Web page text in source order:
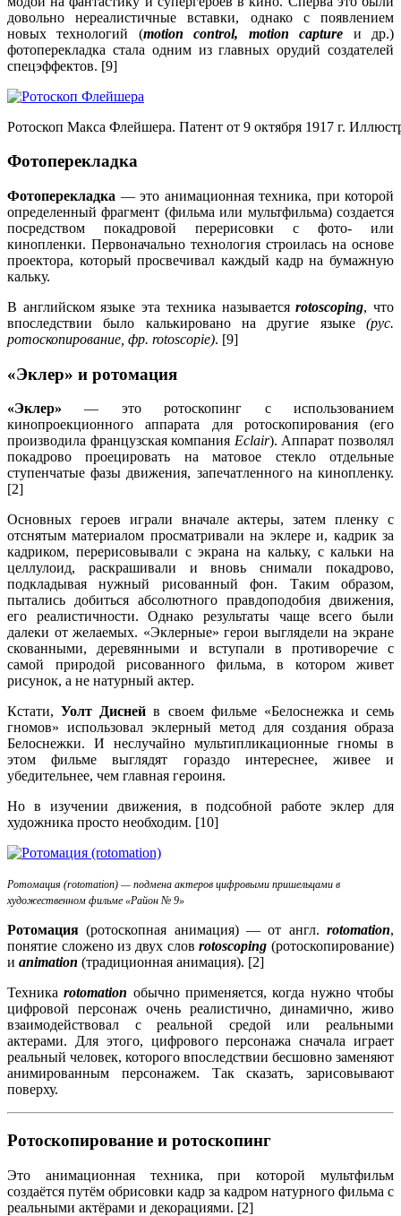
довольно нереалистичные вставки, однако с появлением
новых технологий (motion control, motion capture и др.)
фотоперекладка стала одним из главных орудий создателей
спецэффектов. [9]
Ротоскоп Макса Флейшера. Патент от 9 октября 1917 г.
Фотоперекладка
Фотоперекладка — это анимационная техника, при которой
определенный фрагмент (фильма или мультфильма) создается
посредством покадровой перерисовки с фото- или
кинопленки. Первоначально технология строилась на основе
проектора, который просвечивал каждый кадр на бумажную
кальку.
В английском языке эта техника называетсяrotoscoping, что
впоследствии было калькировано на другие языке (рус.
ротоскопирование, фр. rotoscopie). [9]
«Эклер» и ротомация
«Эклер» — это ротоскопинг с использованием
кинопроекционного аппарата для ротоскопирования (его
производила французская компания Eclair). Аппарат позволял
покадрово проецировать на матовое стекло отдельные
ступенчатые фазы движения, запечатленного на кинопленку.
[2]
Основных героев играли вначале актеры, затем пленку с
отснятым материалом просматривали на эклере и, кадрик за
кадриком, перерисовывали с экрана на кальку, с кальки на
целлулоид, раскрашивали и вновь снимали покадрово,
подкладывая нужный рисованный фон. Таким образом,
пытались добиться абсолютного правдоподобия движения,
его реалистичности. Однако результаты чаще всего были
далеки от желаемых. «Эклерные» герои выглядели на экране
скованными, деревянными и вступали в противоречие с
самой природой рисованного фильма, в котором живет
рисунок, а не натурный актер.
Кстати,Уолт Дисней в своем фильме «Белоснежка и семь
гномов» использовал эклерный метод для создания образа
Белоснежки. И неслучайно мультипликационные гномы в
этом фильме выглядят гораздо интереснее, живее и
убедительнее, чем главная героиня.
Но в изучении движения, в подсобной работе эклер для
художника просто необходим. [10]
Ротомация (rotomation) — подмена актеров цифровыми пришельцами в
художественном фильме «Район № 9»
Ротомация (ротоскопная анимация) — от англ. rotomation,
понятие сложено из двух словrotoscoping (ротоскопирование)
и animation (традиционная анимация). [2]
Техникаrotomation обычно применяется, когда нужно чтобы
цифровой персонаж очень реалистично, динамично, живо
взаимодействовал с реальной средой или реальными
актерами. Для этого, цифрового персонажа сначала играет
реальный человек, которого впоследствии бесшовно заменяют
анимированным персонажем. Так сказать, зарисовывают
поверху.
Ротоскопирование и ротоскопинг
Это анимационная техника, при которой мультфильм
создаётся путём обрисовки кадр за кадром натурного фильма с
реальными актёрами и декорациями. [2]